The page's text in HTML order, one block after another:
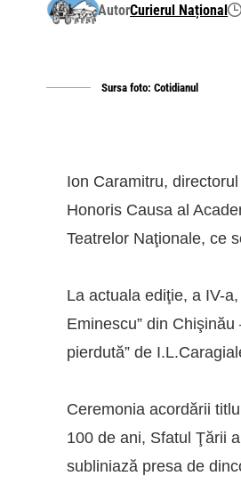
AutorCurierul Național
Sursa foto: Cotidianul
Ion Caramitru,
Honoris Causa al
Teatrelor Naţionale, ce
La actuala ediţie, a IV-
Eminescu” din
pierdută” de
Ceremonia acordării
100 de ani, Sfatul Ţării
subliniază presa de